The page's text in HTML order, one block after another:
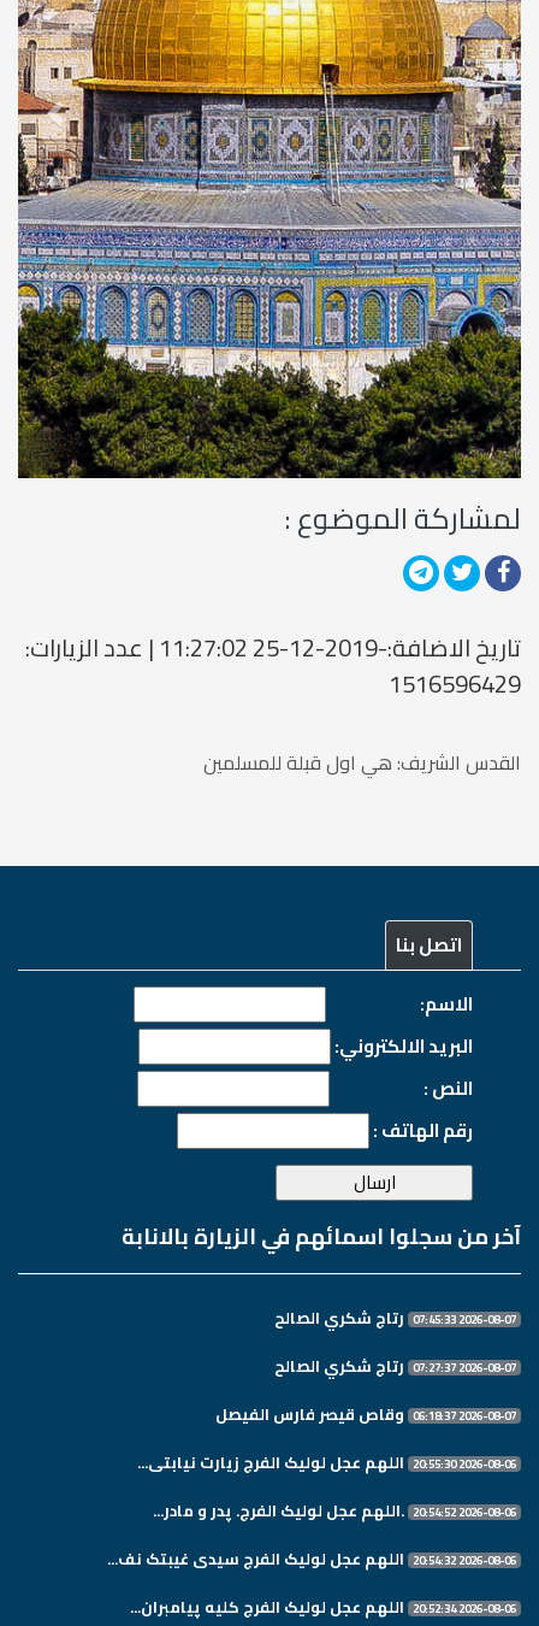
Next
لمشاركة الموضوع :
تاريخ الاضافة:-2019-12-25 11:27:02 | عدد الزيارات:
1516596429
القدس الشريف: هي اول قبلة للمسلمين
اتصل بنا
الاسم:
البريد الالكتروني:
النص :
رقم الهاتف :
آخر من سجلوا اسمائهم في الزيارة بالانابة
2026-08-07 07:45:33 رتاج شكري الصالح
2026-08-07 07:27:37 رتاج شكري الصالح
2026-08-07 06:18:37 وقاص قيصر فارس الفيصل
2026-08-06 20:55:30 اللهم عجل لولیک الفرج زیارت نیابتی...
2026-08-06 20:54:52 .اللهم عجل لولیک الفرج. پدر و مادر...
2026-08-06 20:54:32 اللهم عجل لولیک الفرج سیدی غیبتک نف...
2026-08-06 20:52:34 اللهم عجل لولیک الفرج کلیه پیامبران...